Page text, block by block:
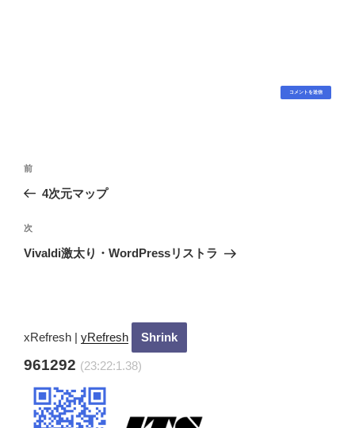
投
ナ
ビ
ゲ
ン
過
去
投
稿
前
4次元マップ
次
の
次
Vivaldi激太り・WordPressリストラ
xRefresh | yRefresh
961292 (23:22:2.36)